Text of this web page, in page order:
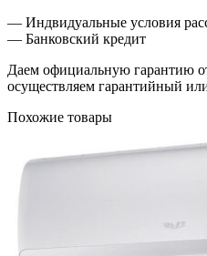
— Индвидуальные условия
— Банковский кредит
Даем официальную гарантию
осуществляем гарантийный
Похожие товары